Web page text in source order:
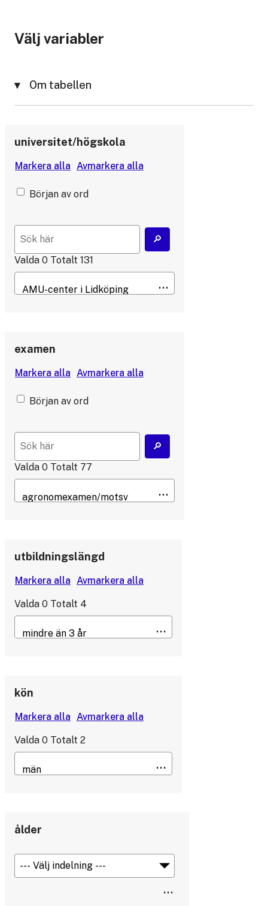
Välj variabler
Om tabellen
universitet/högskola
Början av ord
Valda 0 Totalt 131
examen
Början av ord
Valda 0 Totalt 77
utbildningslängd
Valda 0 Totalt 4
kön
Valda 0 Totalt 2
ålder